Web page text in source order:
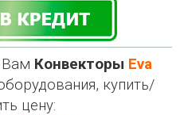
Вам Конвекторы Eva
купить/
цену: